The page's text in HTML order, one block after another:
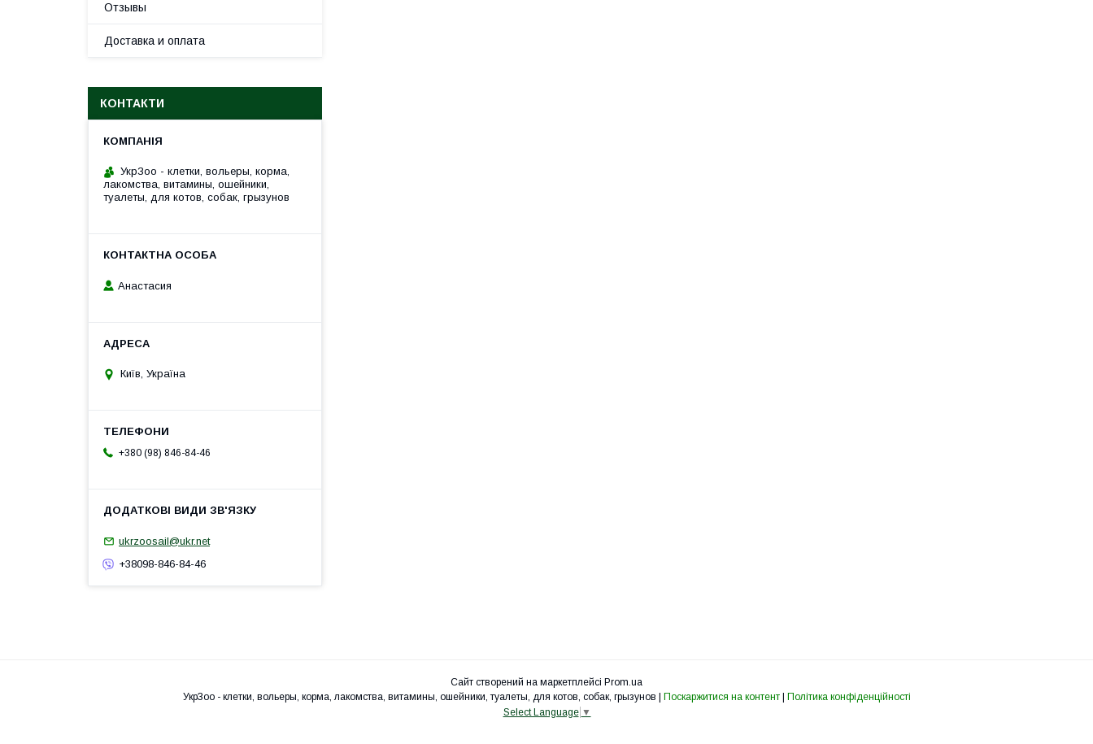
Отзывы
Доставка и оплата
КОНТАКТИ
УкрЗоо - клетки, вольеры, корма,
лакомства, витамины, ошейники,
туалеты, для котов, собак, грызунов
Анастасия
Київ, Україна
+380 (98) 846-84-46
ukrzoosail@ukr.net
+38098-846-84-46
Сайт створений на маркетплейсі Prom.ua
Поскаржитися на контент
Політика конфіденційності
Select Language ▼